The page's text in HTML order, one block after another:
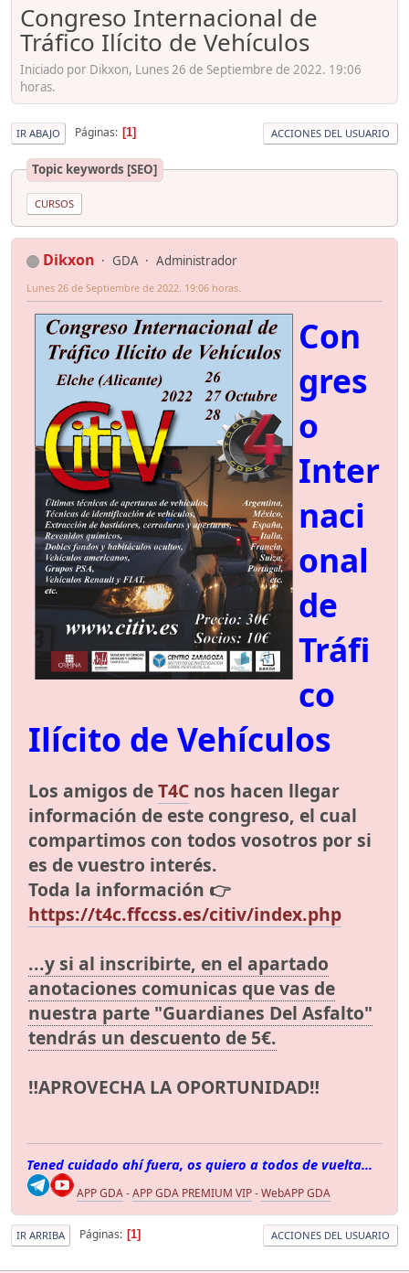
Congreso Internacional de
Tráfico Ilícito de Vehículos
Iniciado por Dikxon, Lunes 26 de Septiembre de 2022. 19:06
horas.
IR ABAJO Páginas 1 ACCIONES DEL USUARIO
Topic keywords [SEO]
CURSOS
Dikxon GDA Administrador
Lunes 26 de Septiembre de 2022. 19:06 horas.
Con
gres
o
Inter
naci
onal
de
Tráfi
co
Ilícito de Vehículos
Los amigos deT4C nos hacen llegar
información de este congreso, el cual
compartimos con todos vosotros por si
es de vuestro interés.
Toda la información 👉
https://t4c.ffccss.es/citiv/index.php
...y si al inscribirte, en el apartado
anotaciones comunicas que vas de
nuestra parte "Guardianes Del Asfalto"
tendrás un descuento de 5€.
‼️APROVECHA LA OPORTUNIDAD‼️
Tened cuidado ahí fuera, os quiero a todos de vuelta...
APP GDA-APP GDA PREMIUM VIP-WebAPP GDA
IR ARRIBA Páginas 1 ACCIONES DEL USUARIO